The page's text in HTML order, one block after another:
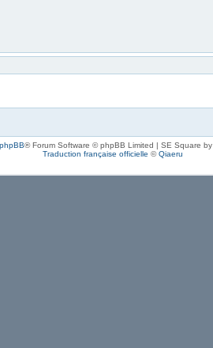
phpBB® Forum Software © phpBB Limited | SE Square by
Traduction française officielle ©Qiaeru